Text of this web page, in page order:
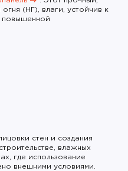
(НГ), влаги, устойчив к
повышенной
стен и создания
влажных
где использование
внешними условиями.